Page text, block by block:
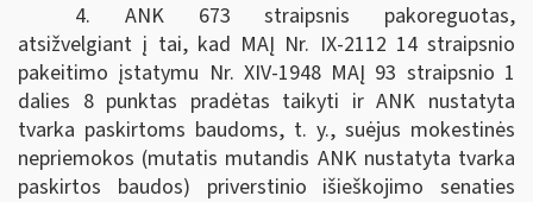
4. ANK 673 straipsnis pakoreguotas,
atsižvelgiant į tai, kad MAĮ Nr. IX-2112 14 straipsnio
pakeitimo įstatymu Nr. XIV-1948 MAĮ 93 straipsnio 1
dalies 8 punktas pradėtas taikyti ir ANK nustatyta
tvarka paskirtoms baudoms, t. y., suėjus mokestinės
nepriemokos (mutatis mutandis ANK nustatyta tvarka
paskirtos baudos) priverstinio išieškojimo senaties